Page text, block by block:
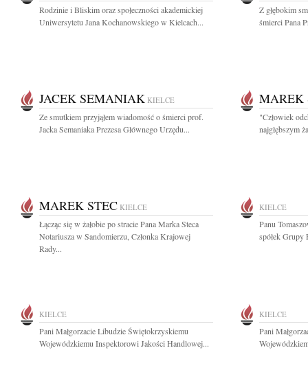
Rodzinie i Bliskim oraz społeczności akademickiej
Uniwersytetu Jana Kochanowskiego w Kielcach...
Z głębokim
śmierci Pana
JACEK SEMANIAK KIELCE
Ze smutkiem przyjąłem wiadomość o śmierci prof.
Jacka Semaniaka Prezesa Głównego Urzędu...
MAREK
"Człowiek
najgłębszym
MAREK STEC KIELCE
Łącząc się w żałobie po stracie Pana Marka Steca
Notariusza w Sandomierzu, Członka Krajowej
Rady...
KIELCE
Panu
spółek
KIELCE
Pani Małgorzacie Libudzie Świętokrzyskiemu
Wojewódzkiemu Inspektorowi Jakości Handlowej...
KIELCE
Pani